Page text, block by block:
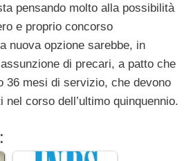
pensando molto alla possibilità
e proprio concorso
nuova opzione sarebbe, in
di precari, a patto che
36 mesi di servizio, che devono
corso dell’ultimo quinquennio.